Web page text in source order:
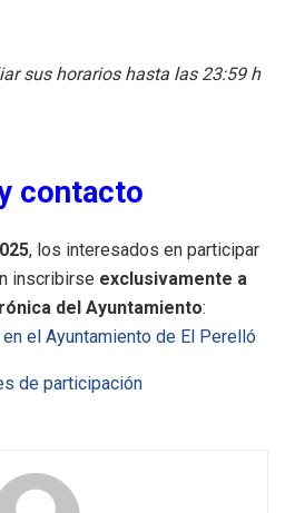
sus horarios hasta las 23:59 h
contacto
, los interesados en participar
inscribirse exclusivamente a
del Ayuntamiento:
el Ayuntamiento de El Perelló
de participación